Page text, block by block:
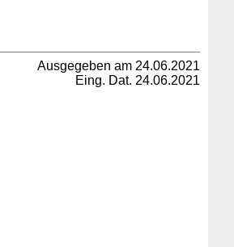
Ausgegeben am 24.06.2021
Eing. Dat. 24.06.2021